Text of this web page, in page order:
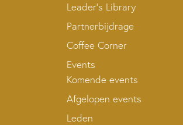
Leader’s Library
Partnerbijdrage
Coffee Corner
Events
Komende events
Afgelopen events
Leden